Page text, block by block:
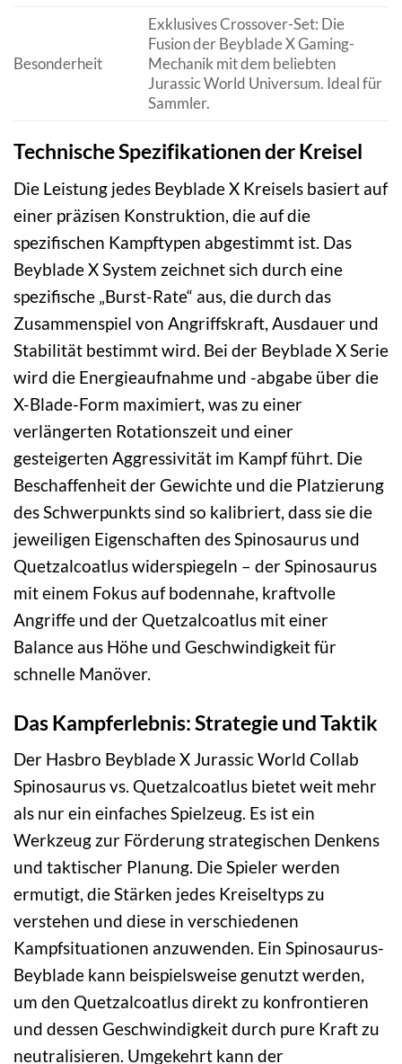
Besonderheit
Exklusives Crossover-Set: Die
Fusion der Beyblade X Gaming-
Mechanik mit dem beliebten
Jurassic World Universum. Ideal für
Sammler.
Technische Spezifikationen der Kreisel
Die Leistung jedes Beyblade X Kreisels basiert auf
einer präzisen Konstruktion, die auf die
spezifischen Kampftypen abgestimmt ist. Das
Beyblade X System zeichnet sich durch eine
spezifische „Burst-Rate“ aus, die durch das
Zusammenspiel von Angriffskraft, Ausdauer und
Stabilität bestimmt wird. Bei der Beyblade X Serie
wird die Energieaufnahme und -abgabe über die
X-Blade-Form maximiert, was zu einer
verlängerten Rotationszeit und einer
gesteigerten Aggressivität im Kampf führt. Die
Beschaffenheit der Gewichte und die Platzierung
des Schwerpunkts sind so kalibriert, dass sie die
jeweiligen Eigenschaften des Spinosaurus und
Quetzalcoatlus widerspiegeln – der Spinosaurus
mit einem Fokus auf bodennahe, kraftvolle
Angriffe und der Quetzalcoatlus mit einer
Balance aus Höhe und Geschwindigkeit für
schnelle Manöver.
Das Kampferlebnis: Strategie und Taktik
Der Hasbro Beyblade X Jurassic World Collab
Spinosaurus vs. Quetzalcoatlus bietet weit mehr
als nur ein einfaches Spielzeug. Es ist ein
Werkzeug zur Förderung strategischen Denkens
und taktischer Planung. Die Spieler werden
ermutigt, die Stärken jedes Kreiseltyps zu
verstehen und diese in verschiedenen
Kampfsituationen anzuwenden. Ein Spinosaurus-
Beyblade kann beispielsweise genutzt werden,
um den Quetzalcoatlus direkt zu konfrontieren
und dessen Geschwindigkeit durch pure Kraft zu
neutralisieren. Umgekehrt kann der